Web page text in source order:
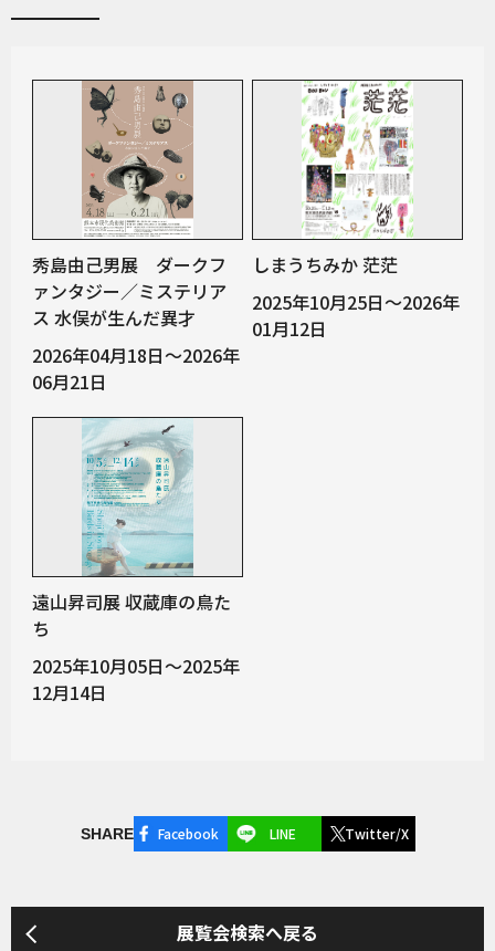
秀島由己男展 ダークフ
ァンタジー／ミステリア
ス 水俣が生んだ異才
2026年04月18日～2026年
06月21日
しまうちみか 茫茫
2025年10月25日～2026年
01月12日
遠山昇司展 収蔵庫の鳥た
ち
2025年10月05日～2025年
12月14日
SHARE Facebook LINE Twitter/X
展覧会検索へ戻る